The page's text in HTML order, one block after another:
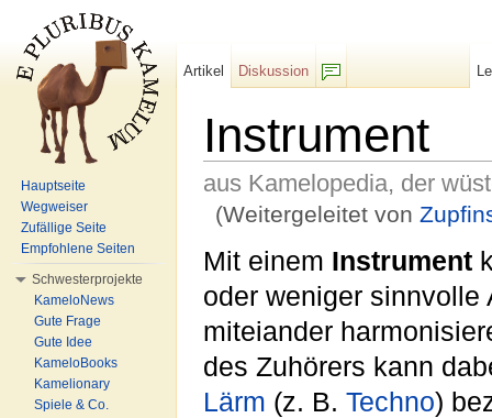
Instrument
aus Kamelopedia, der
(Weitergeleitet von
Mit einem Instrument
oder weniger sinnvolle
miteiander
des Zuhörers kann
Lärm (z. B. Techno)
Artikel
Diskussion
Hauptseite
Wegweiser
Zufällige Seite
Empfohlene Seiten
Schwesterprojekte
KameloNews
Gute Frage
Gute Idee
KameloBooks
Kamelionary
Spiele & Co.